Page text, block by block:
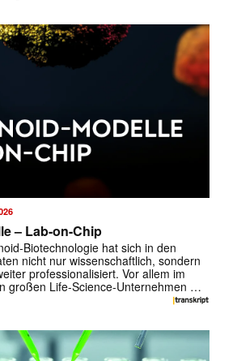
– Lab-on-Chip
Biotechnologie hat sich in den
nicht nur wissenschaftlich, sondern
professionalisiert. Vor allem im
großen Life-Science-Unternehmen …